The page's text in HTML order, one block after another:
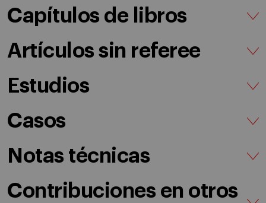
Capítulos de libros
Artículos sin referee
Estudios
Casos
Notas técnicas
Contribuciones en otros